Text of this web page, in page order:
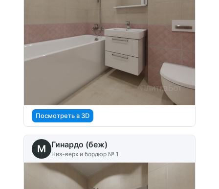
Посмотреть в 3D
M Гинардо (беж)
Низ-верх и бордюр № 1